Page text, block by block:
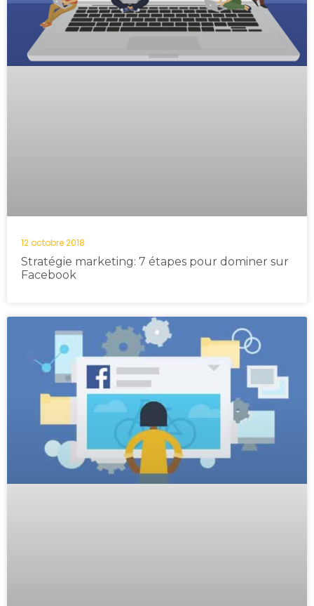
Stratégie marketing: 7 étapes pour dominer sur
Facebook
12 octobre 2018